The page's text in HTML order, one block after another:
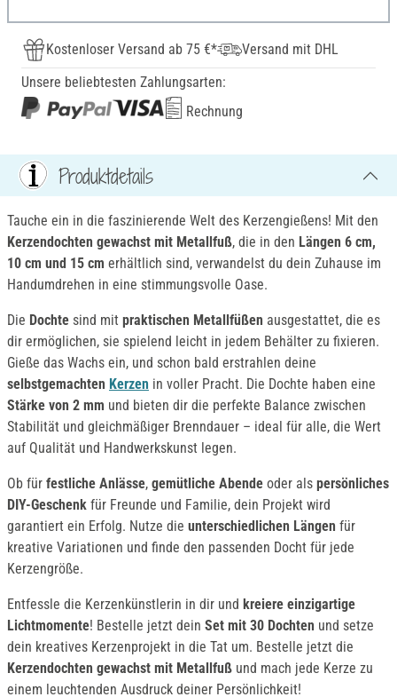
Kostenloser Versand ab 75 €*
Versand mit DHL
Unsere beliebtesten Zahlungsarten:
Rechnung
Produktdetails
Tauche ein in die faszinierende Welt des Kerzengießens! Mit den
Kerzendochten gewachst mit Metallfuß, die in den Längen 6 cm,
10 cm und 15 cm erhältlich sind, verwandelst du dein Zuhause im
Handumdrehen in eine stimmungsvolle Oase.
Die Dochte sind mit praktischen Metallfüßen ausgestattet, die es
dir ermöglichen, sie spielend leicht in jedem Behälter zu fixieren.
Gieße das Wachs ein, und schon bald erstrahlen deine
selbstgemachten Kerzen in voller Pracht. Die Dochte haben eine
Stärke von 2 mm und bieten dir die perfekte Balance zwischen
Stabilität und gleichmäßiger Brenndauer – ideal für alle, die Wert
auf Qualität und Handwerkskunst legen.
Ob für festliche Anlässe, gemütliche Abende oder als persönliches
DIY-Geschenk für Freunde und Familie, dein Projekt wird
garantiert ein Erfolg. Nutze die unterschiedlichen Längen für
kreative Variationen und finde den passenden Docht für jede
Kerzengröße.
Entfessle die Kerzenkünstlerin in dir und kreiere einzigartige
Lichtmomente! Bestelle jetzt dein Set mit 30 Dochten und setze
dein kreatives Kerzenprojekt in die Tat um. Bestelle jetzt die
Kerzendochten gewachst mit Metallfuß und mach jede Kerze zu
einem leuchtenden Ausdruck deiner Persönlichkeit!